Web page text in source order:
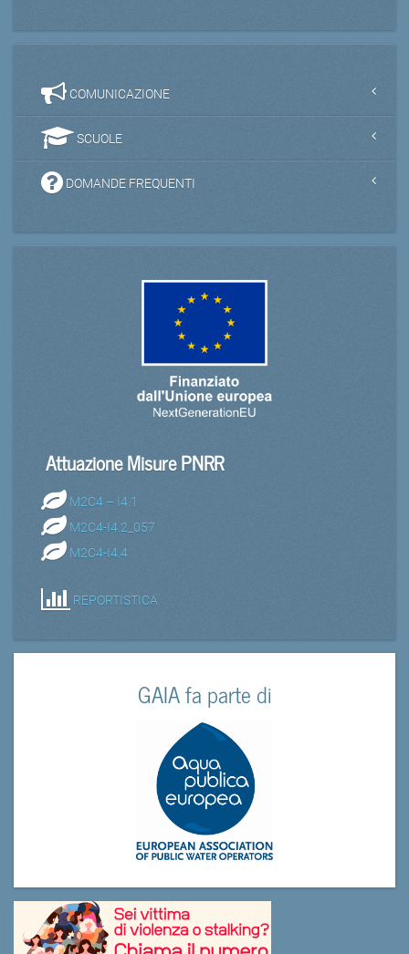
COMUNICAZIONE
SCUOLE
DOMANDE FREQUENTI
Attuazione Misure PNRR
M2C4 – I4.1
M2C4-I4.2_057
M2C4-I4.4
REPORTISTICA
GAIA fa parte di